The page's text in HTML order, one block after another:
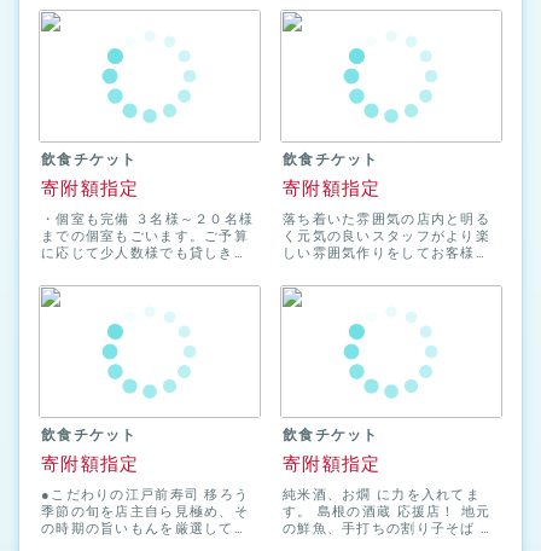
日仕入れています。お客様の
「活きがいい！」「旨い！」と
いうお言葉をいただきたいか
ら、材料経費を気にせず、旬の
食材を自慢のカニ料理をはじ
め、季節ごとに旬の食材をご用
意してお客様をお迎えいたしま
リエが山陰の酒蔵をひと蔵ずつ
周り各蔵から厳選したお酒を用
意いたしました。 蕎麦も手打ち
にこだわり、蕎麦を殻ごと石臼
で挽いた出雲独特の田舎風蕎麦
は他では味わえない逸品です。
２名様より個室でくつろげる飲
み放題付の宴会プランも充実し
ており、飲み放題の日本酒は純
米酒に限定してご提供しており
ます。
飲食チケット
寄附額指定
・個室も完備 ３名様～２０名様
までの個室もごいます。ご予算
に応じて少人数様でも貸しきり
造さんより頂いた、酒のタンク
のふたを加工して、テーブルを
作成しました。 ・７席のカウン
ター お一人様でも安心してご来
店いただけるカウンター席で
す。 遠方よりお越しのお客様に
も、大変ご好評いただいており
ます。 ・宴会用お座敷 ２２名
様までご利用いただけるお座敷
もご用意しております。 もちろ
ん少人数の方にもドンドンご利
用いただいてかまいません。 ※
お座敷利用は基本的には３名様
からとなっております。
飲食チケット
寄附額指定
落ち着いた雰囲気の店内と明る
く元気の良いスタッフがより楽
しい雰囲気作りをしてお客様を
料理からコース料理までをご用
意して、美味しい地酒をご満足
頂けます。 各種ご宴会等も承っ
ております。 松江でおいしいお
酒を楽しむなら、居酒屋 一成で
飲食チケット
寄附額指定
●こだわりの江戸前寿司 移ろう
季節の旬を店主自ら見極め、そ
の時期の旨いもんを厳選して仕
飲食チケット
寄附額指定
純米酒、お燗 に力を入れてま
す。 島根の酒蔵 応援店！ 地元
の鮮魚、手打ちの割り子そば 。